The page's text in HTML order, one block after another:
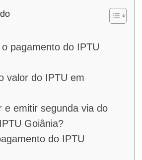
pagamento do IPTU
valor do IPTU em
e emitir segunda via do
Goiânia?
do IPTU